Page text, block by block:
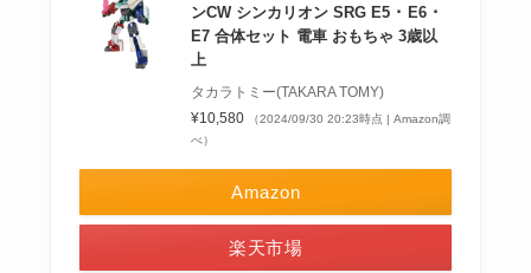
ンCW シンカリオン SRG E5 ･ E6 ･
E7 合体セット 電車 おもちゃ 3歳以
上
タカラトミー(TAKARA TOMY)
¥10,580
（2024/09/30 20:23時点 | Amazon調
べ）
Amazon
楽天市場